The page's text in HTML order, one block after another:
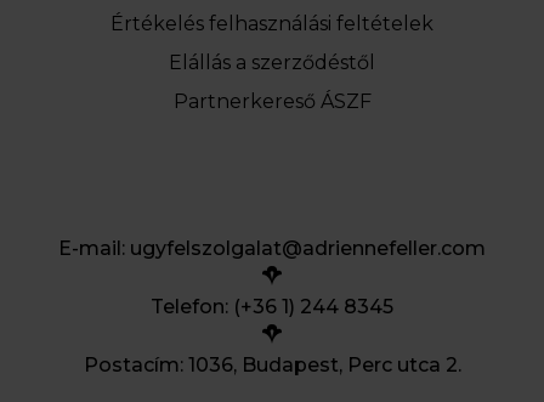
Értékelés felhasználási feltételek
Elállás a szerződéstől
Partnerkereső ÁSZF
E-mail: ugyfelszolgalat@adriennefeller.com
Telefon: (+36 1) 244 8345
Postacím: 1036, Budapest, Perc utca 2.